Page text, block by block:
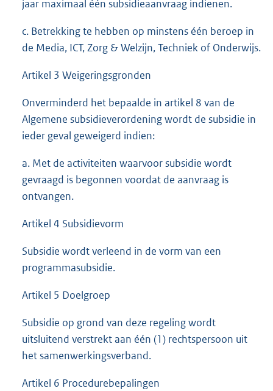
jaar maximaal één subsidieaanvraag indienen.
c. Betrekking te hebben op minstens één beroep in
de Media, ICT, Zorg & Welzijn, Techniek of Onderwijs.
Artikel 3 Weigeringsgronden
Onverminderd het bepaalde in artikel 8 van de
Algemene subsidieverordening wordt de subsidie in
ieder geval geweigerd indien:
a. Met de activiteiten waarvoor subsidie wordt
gevraagd is begonnen voordat de aanvraag is
ontvangen.
Artikel 4 Subsidievorm
Subsidie wordt verleend in de vorm van een
programmasubsidie.
Artikel 5 Doelgroep
Subsidie op grond van deze regeling wordt
uitsluitend verstrekt aan één (1) rechtspersoon uit
het samenwerkingsverband.
Artikel 6 Procedurebepalingen